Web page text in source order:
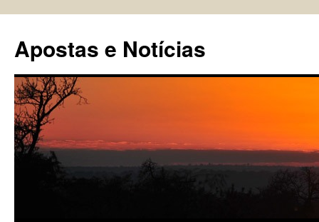
conteúdo
Apostas e Notícias